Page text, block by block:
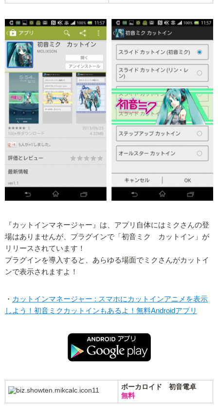
『カットインマネージャー』は、アプリ自体にはミクさんの登
場はありませんが、プラグインで「初音ミク カットイン」が
リリースされています！
プラグインを導入すると、あらゆる場面でミクさんがカットイ
ンで表示されますよ！
・ カットインマネージャー : スマホにカットインアニメを表示
しよう！初音ミクカットインもあるよ！無料Androidアプリ
ボーカロイド 初音電卓
無料